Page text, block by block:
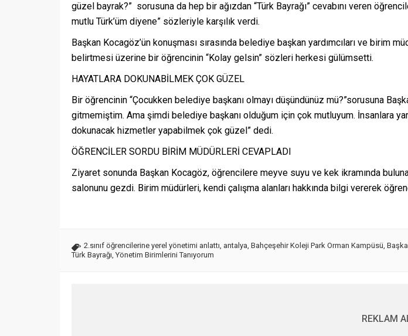
güzel bayrak?” sorusuna da hep bir ağızdan “Türk Bayrağı” cevabını veren
mutlu Türk’üm diyene” sözleriyle karşılık verdi.
Başkan Kocagöz’ün konuşması sırasında belediye başkan yardımcıları ve
belirtmesi üzerine bir öğrencinin “Kolay gelsin” sözleri herkesi gülümsetti.
HAYATLARA DOKUNABİLMEK ÇOK GÜZEL
Bir öğrencinin “Çocukken belediye başkanı olmayı düşündünüz mü?”sorusuna
gitmemiştim. Ama şimdi belediye başkanı olduğum için çok mutluyum. İnsanlara
dokunacak hizmetler yapabilmek çok güzel” dedi.
ÖĞRENCİLER SORDU BİRİM MÜDÜRLERİ CEVAPLADI
Ziyaret sonunda Başkan Kocagöz, öğrencilere meyve suyu ve kek ikramında
salonunu gezdi. Birim müdürleri, kendi çalışma alanları hakkında bilgi vererek
2.sınıf öğrencilerine yerel yönetimi anlattı, antalya, Bahçeşehir Koleji Park Orman Kampüsü,
Türk Bayrağı, Yönetim Birimlerini Tanıyorum
REKLAM